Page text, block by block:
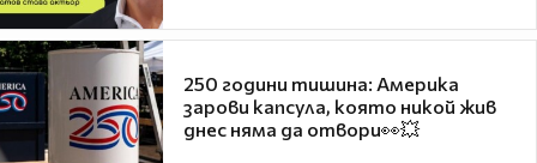
250 години тишина: Америка
зарови капсула, която никой жив
днес няма да отвори👀💥